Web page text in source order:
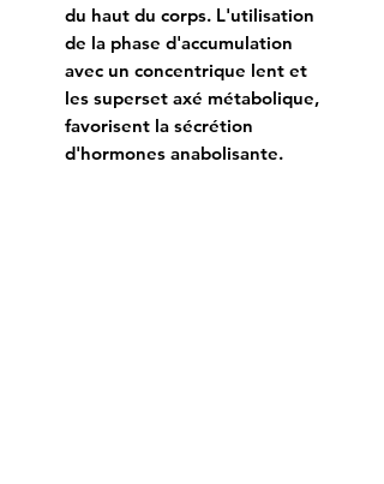
du haut du corps. L'utilisation
de la phase d'accumulation
avec un concentrique lent et
les superset axé métabolique,
favorisent la sécrétion
d'hormones anabolisante.